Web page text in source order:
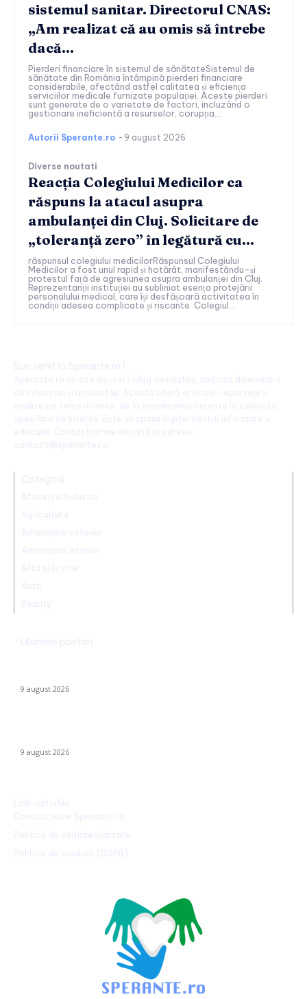
sistemul sanitar. Directorul CNAS:
„Am realizat că au omis să întrebe
dacă…
Pierderi financiare în sistemul de sănătateSistemul de
sănătate din România întâmpină pierderi financiare
considerabile, afectând astfel calitatea și eficiența
serviciilor medicale furnizate populației. Aceste pierderi
sunt generate de o varietate de factori, incluzând o
gestionare ineficientă a resurselor, corupția...
Autorii Sperante.ro - 9 august 2026
Diverse noutati
Reacția Colegiului Medicilor ca
răspuns la atacul asupra
ambulanței din Cluj. Solicitare de
„toleranță zero” în legătură cu…
răspunsul colegiului medicilorRăspunsul Colegiului
Medicilor a fost unul rapid și hotărât, manifestându-și
protestul față de agresiunea asupra ambulanței din Cluj.
Reprezentanții instituției au subliniat esența protejării
personalului medical, care își desfășoară activitatea în
condiții adesea complicate și riscante. Colegiul...
9 august 2026
9 august 2026